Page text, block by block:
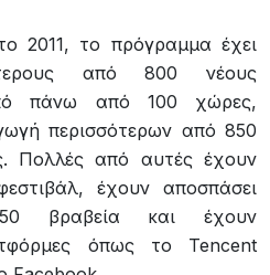
2011, το πρόγραμμα έχει
από 800 νέους
πάνω από 100 χώρες,
περισσότερων από 850
Πολλές από αυτές έχουν
έχουν αποσπάσει
βραβεία και έχουν
όπως το Tencent